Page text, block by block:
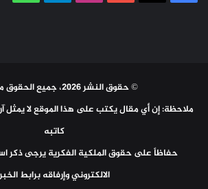
© حقوق النشر 2026، جميع الحقوق محفوظة
ملاحظة: إن أي مقال يكتب على هذا الموقع لا يمثل
كاتبه
حفاظاً على حقوق الملكية الفكرية يرجى ذكر
الالكتروني وإرفاقه برابط